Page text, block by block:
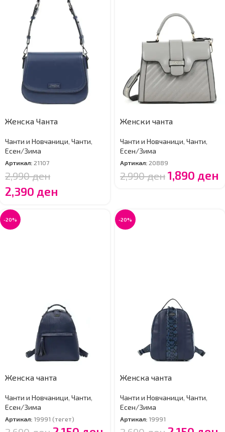
Женска Чанта
Чанти и Новчаници, Чанти,
Есен/Зима
Артикал:21107
2,990ден
2,390 ден
Женски чанта
Чанти и Новчаници, Чанти,
Есен/Зима
Артикал:20889
2,990ден 1,890 ден
-20%
Женска чанта
Чанти и Новчаници, Чанти,
Есен/Зима
Артикал: 19991 (тегет)
-20%
Женска чанта
Чанти и Новчаници, Чанти,
Есен/Зима
Артикал: 19991